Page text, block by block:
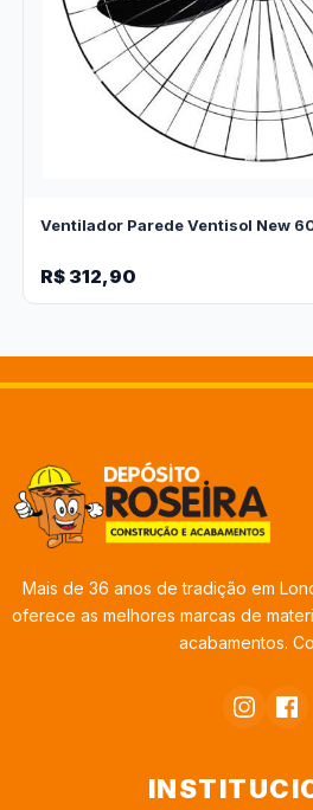
Ventilador Parede Ventisol New
R$ 312,90
Mais de 36 anos de tradição em
oferece as melhores marcas de
acabamentos.